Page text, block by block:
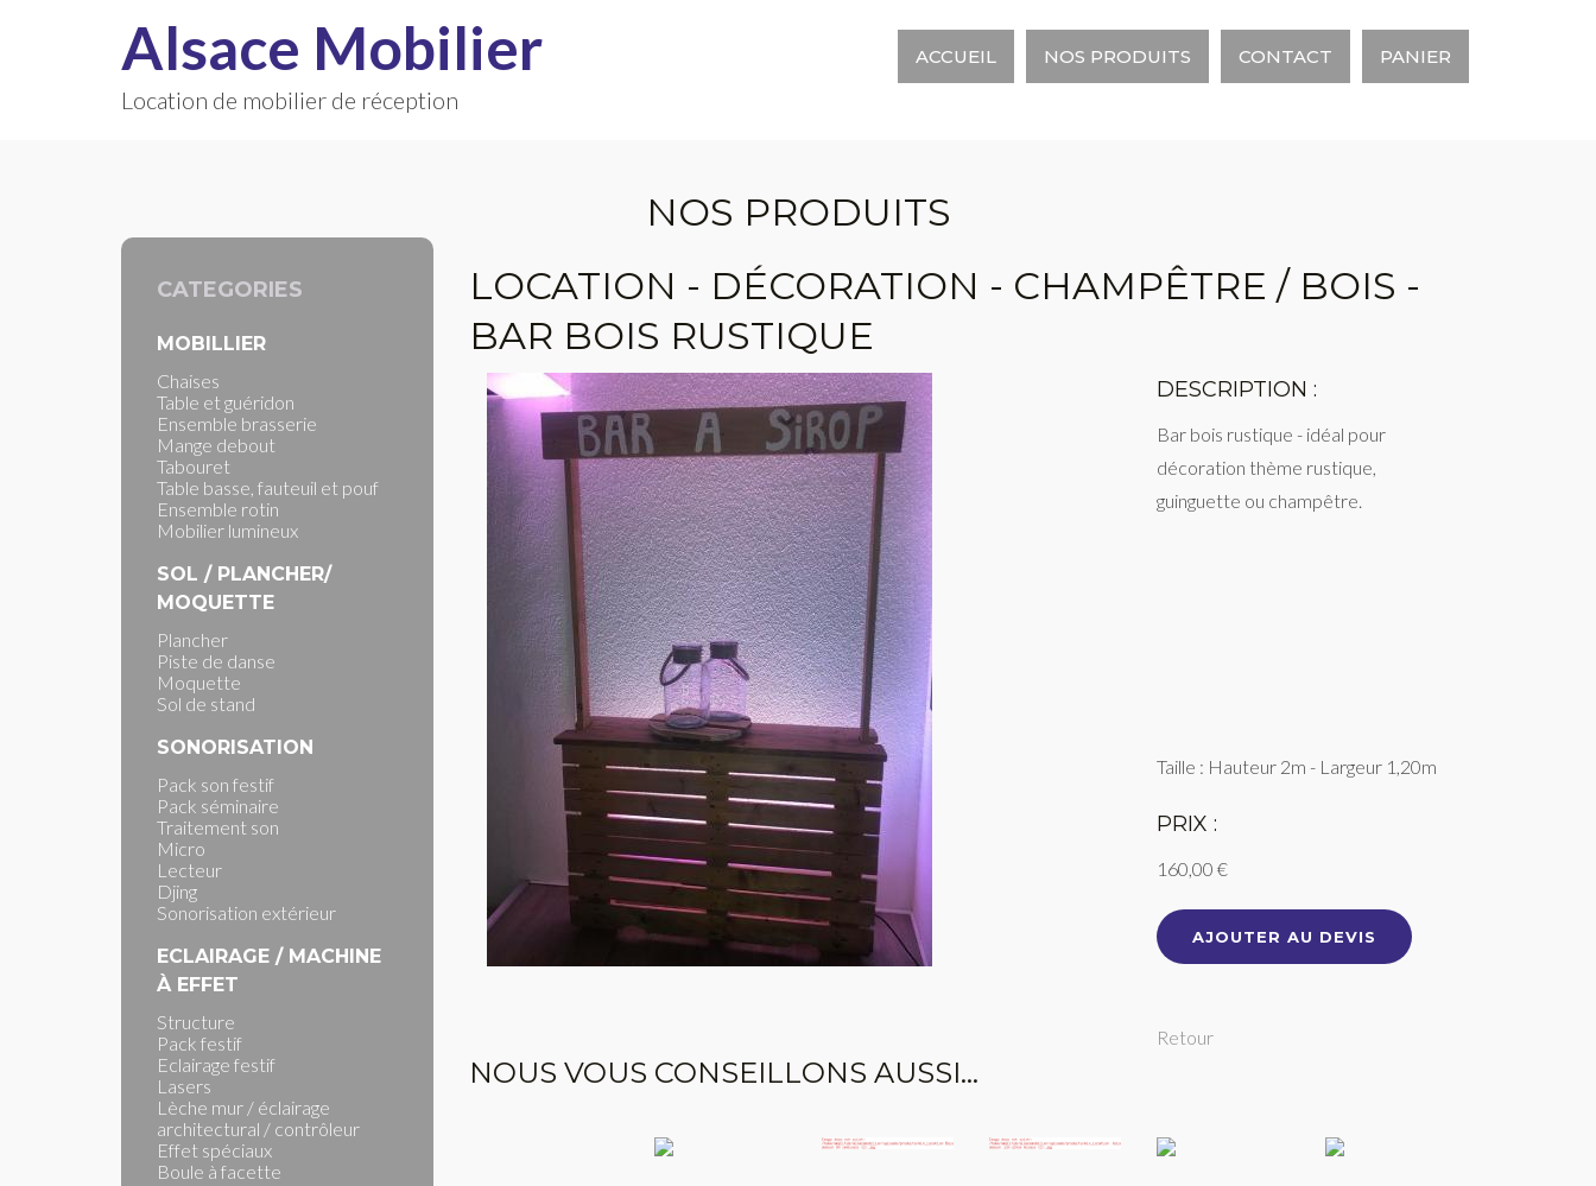
Alsace Mobilier
Location de mobilier de réception
ACCUEIL NOS PRODUITS CONTACT PANIER
NOS PRODUITS
CATEGORIES
MOBILLIER
Chaises
Table et guéridon
Ensemble brasserie
Mange debout
Tabouret
Table basse, fauteuil et pouf
Ensemble rotin
Mobilier lumineux
SOL / PLANCHER/
MOQUETTE
Plancher
Piste de danse
Moquette
Sol de stand
SONORISATION
Pack son festif
Pack séminaire
Traitement son
Micro
Lecteur
Djing
Sonorisation extérieur
ECLAIRAGE / MACHINE
À EFFET
Structure
Pack festif
Eclairage festif
Lasers
Lèche mur / éclairage
architectural / contrôleur
Effet spéciaux
Boule à facette
LOCATION - DÉCORATION - CHAMPÊTRE / BOIS -
BAR BOIS RUSTIQUE
DESCRIPTION :
Bar bois rustique - idéal pour
décoration thème rustique,
guinguette ou champêtre.
Taille : Hauteur 2m - Largeur 1,20m
PRIX :
160,00 €
AJOUTER AU DEVIS
Retour
NOUS VOUS CONSEILLONS AUSSI...